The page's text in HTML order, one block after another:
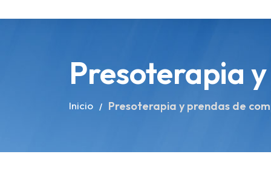
Presoterapia
Inicio Presoterapia y prendas de